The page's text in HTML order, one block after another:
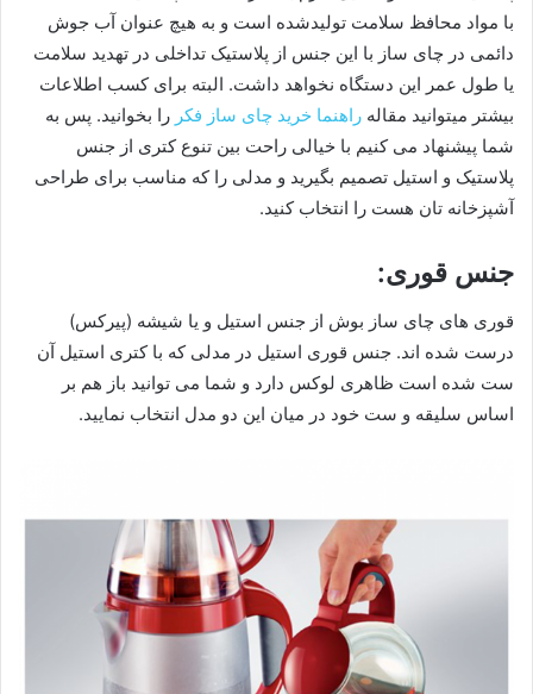
با مواد محافظ سلامت تولیدشده است و به هیچ عنوان آب جوش
دائمی در چای ساز با این جنس از پلاستیک تداخلی در تهدید سلامت
یا طول عمر این دستگاه نخواهد داشت. البته برای کسب اطلاعات
بیشتر میتوانید مقاله راهنما خرید چای ساز فکر را بخوانید. پس به
شما پیشنهاد می کنیم با خیالی راحت بین تنوع کتری از جنس
پلاستیک و استیل تصمیم بگیرید و مدلی را که مناسب برای طراحی
آشپزخانه تان هست را انتخاب کنید.
جنس قوری:
قوری های چای ساز بوش از جنس استیل و یا شیشه (پیرکس)
درست شده اند. جنس قوری استیل در مدلی که با کتری استیل آن
ست شده است ظاهری لوکس دارد و شما می توانید باز هم بر
اساس سلیقه و ست خود در میان این دو مدل انتخاب نمایید.